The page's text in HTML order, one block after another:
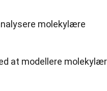
molekylære
at modellere